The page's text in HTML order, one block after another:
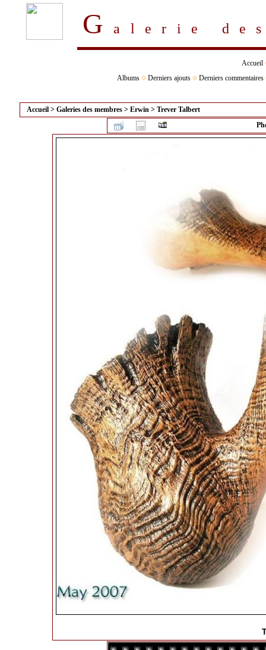
Galerie
Accueil
Albums
Derniers ajouts Derniers commentaires
Accueil > Galeries des membres > Erwin > Trever Talbert